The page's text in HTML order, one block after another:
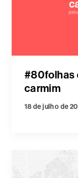
#80folhas
carmim
18 de julho de